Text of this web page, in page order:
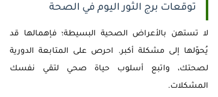
توقعات برج الثور اليوم في الصحة
لا تستهن بالأعراض الصحية البسيطة؛ فإهمالها قد
يُحوّلها إلى مشكلة أكبر. احرص على المتابعة الدورية
لصحتك، واتبع أسلوب حياة صحي لتقي نفسك
المشكلات.